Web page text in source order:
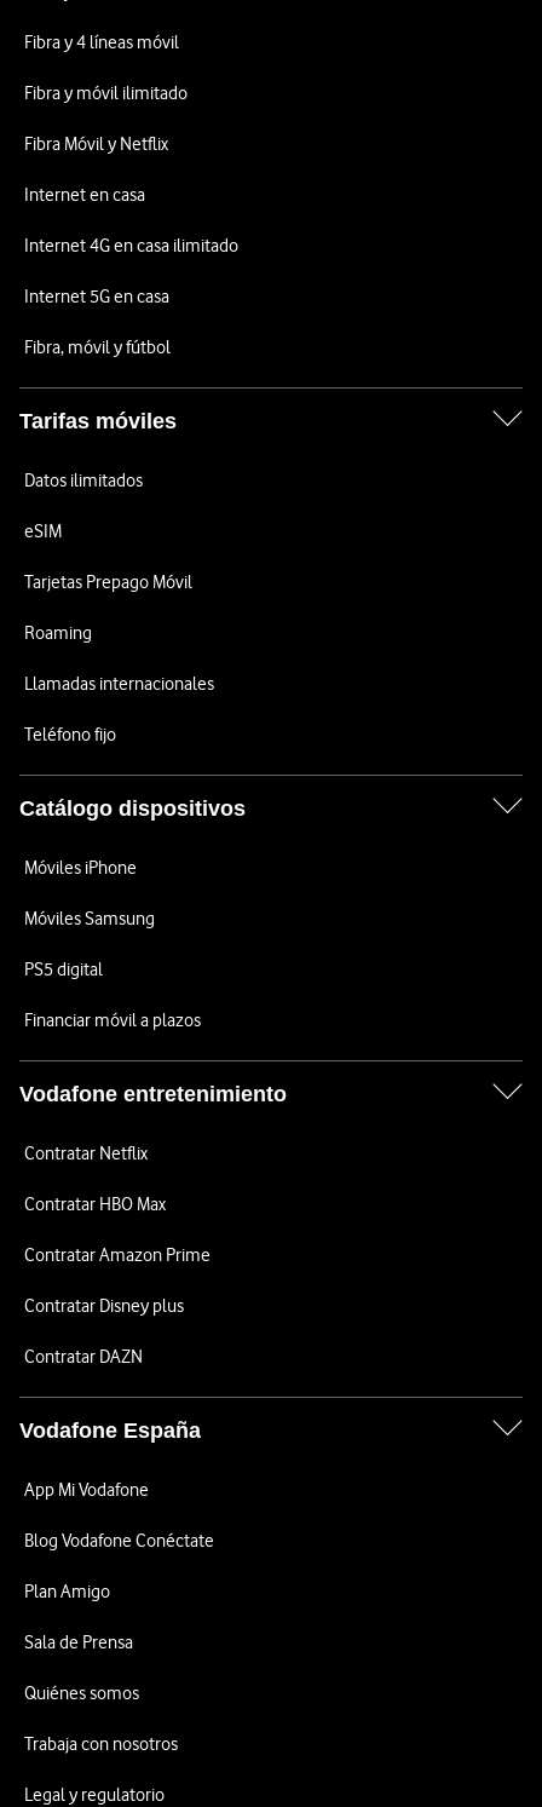
Fibra y 4 líneas móvil
Fibra y móvil ilimitado
Fibra Móvil y Netflix
Internet en casa
Internet 4G en casa ilimitado
Internet 5G en casa
Fibra, móvil y fútbol
Tarifas móviles
Datos ilimitados
eSIM
Tarjetas Prepago Móvil
Roaming
Llamadas internacionales
Teléfono fijo
Catálogo dispositivos
Móviles iPhone
Móviles Samsung
PS5 digital
Financiar móvil a plazos
Vodafone entretenimiento
Contratar Netflix
Contratar HBO Max
Contratar Amazon Prime
Contratar Disney plus
Contratar DAZN
Vodafone España
App Mi Vodafone
Blog Vodafone Conéctate
Plan Amigo
Sala de Prensa
Quiénes somos
Trabaja con nosotros
Legal y regulatorio